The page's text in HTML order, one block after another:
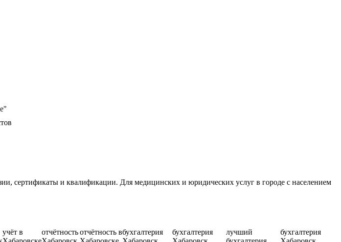
сертификаты и квалификации. Для медицинских и юридических услуг в городе с населением
учёт в
отчётностьотчётность вбухгалтерия
бухгалтерия
лучший
бухгалтерия